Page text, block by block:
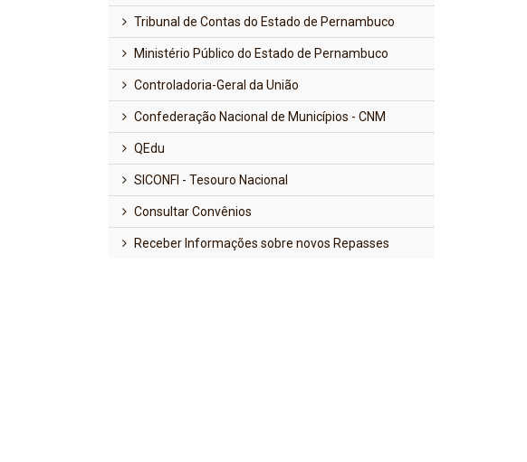
Tribunal de Contas do Estado de Pernambuco
Ministério Público do Estado de Pernambuco
Controladoria-Geral da União
Confederação Nacional de Municípios - CNM
QEdu
SICONFI - Tesouro Nacional
Consultar Convênios
Receber Informações sobre novos Repasses